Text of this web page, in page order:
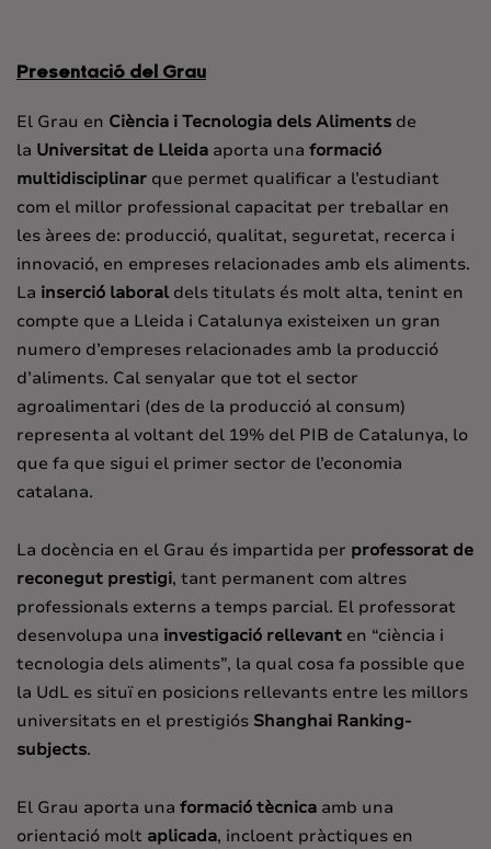
Presentació del Grau
El Grau en Ciència i Tecnologia dels Aliments de
la Universitat de Lleida aporta una formació
multidisciplinar que permet qualificar a l’estudiant
com el millor professional capacitat per treballar en
les àrees de: producció, qualitat, seguretat, recerca i
innovació, en empreses relacionades amb els aliments.
La inserció laboraldels titulats és molt alta, tenint en
compte que a Lleida i Catalunya existeixen un gran
numero d’empreses relacionades amb la producció
d’aliments. Cal senyalar que tot el sector
agroalimentari (des de la producció al consum)
representa al voltant del 19% del PIB de Catalunya, lo
que fa que sigui el primer sector de l’economia
catalana.
La docència en el Grau és impartida per professorat de
reconegut prestigi, tant permanent com altres
professionals externs a temps parcial. El professorat
desenvolupa una investigació rellevant en “ciència i
tecnologia dels aliments”, la qual cosa fa possible que
la UdL es situï en posicions rellevants entre les millors
universitats en el prestigiós Shanghai Ranking-
subjects.
El Grau aporta una formació tècnica amb una
orientació molt aplicada, incloent pràctiques en